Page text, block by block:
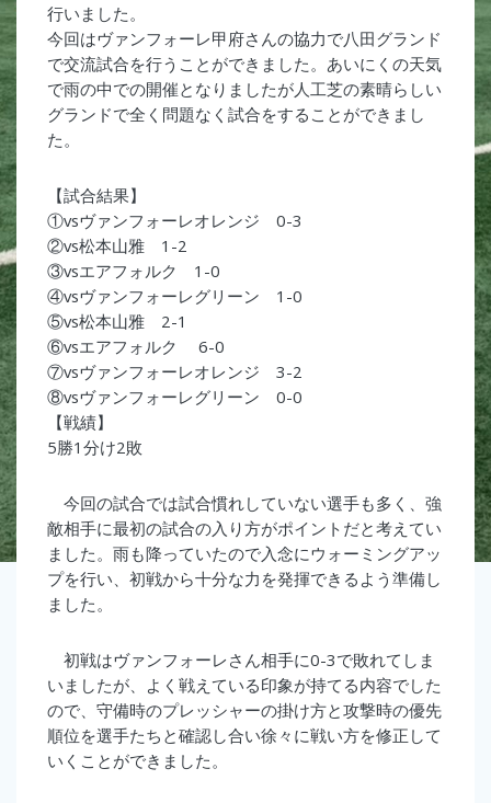
行いました。
今回はヴァンフォーレ甲府さんの協力で八田グランド
で交流試合を行うことができました。あいにくの天気
で雨の中での開催となりましたが人工芝の素晴らしい
グランドで全く問題なく試合をすることができまし
た。
【試合結果】
①vsヴァンフォーレオレンジ 0-3
②vs松本山雅 1-2
③vsエアフォルク 1-0
④vsヴァンフォーレグリーン 1-0
⑤vs松本山雅 2-1
⑥vsエアフォルク 6-0
⑦vsヴァンフォーレオレンジ 3-2
⑧vsヴァンフォーレグリーン 0-0
【戦績】
5勝1分け2敗
今回の試合では試合慣れしていない選手も多く、強
敵相手に最初の試合の入り方がポイントだと考えてい
ました。雨も降っていたので入念にウォーミングアッ
プを行い、初戦から十分な力を発揮できるよう準備し
ました。
初戦はヴァンフォーレさん相手に0-3で敗れてしま
いましたが、よく戦えている印象が持てる内容でした
ので、守備時のプレッシャーの掛け方と攻撃時の優先
順位を選手たちと確認し合い徐々に戦い方を修正して
いくことができました。